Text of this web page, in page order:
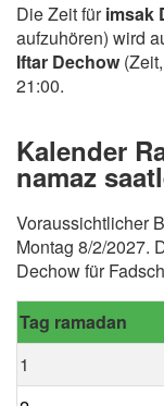
Die Zeit fürimsak
aufzuhören) wird
Iftar Dechow
21:00.
Kalender
namaz
Voraussichtlicher
Montag 8/2/2027.
Dechow für
Tag ramadan
1